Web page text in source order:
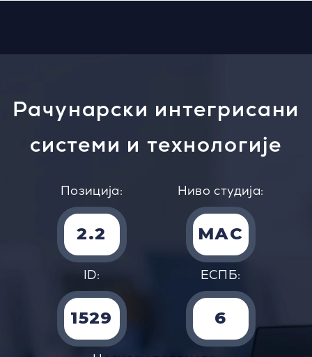
Рачунарски интегрисани
системи и технологије
Позиција:
2.2
Ниво студија:
MАС
ID:
1529
EСПБ:
6